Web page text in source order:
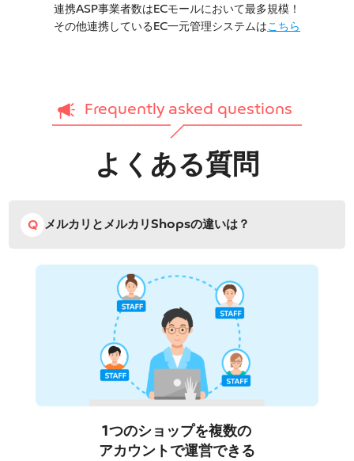
連携ASP事業者数はECモールにおいて最多規模！
その他連携しているEC一元管理システムはこちら
Frequently asked questions
よくある質問
メルカリとメルカリShopsの違いは？
1つのショップを複数の
アカウントで運営できる